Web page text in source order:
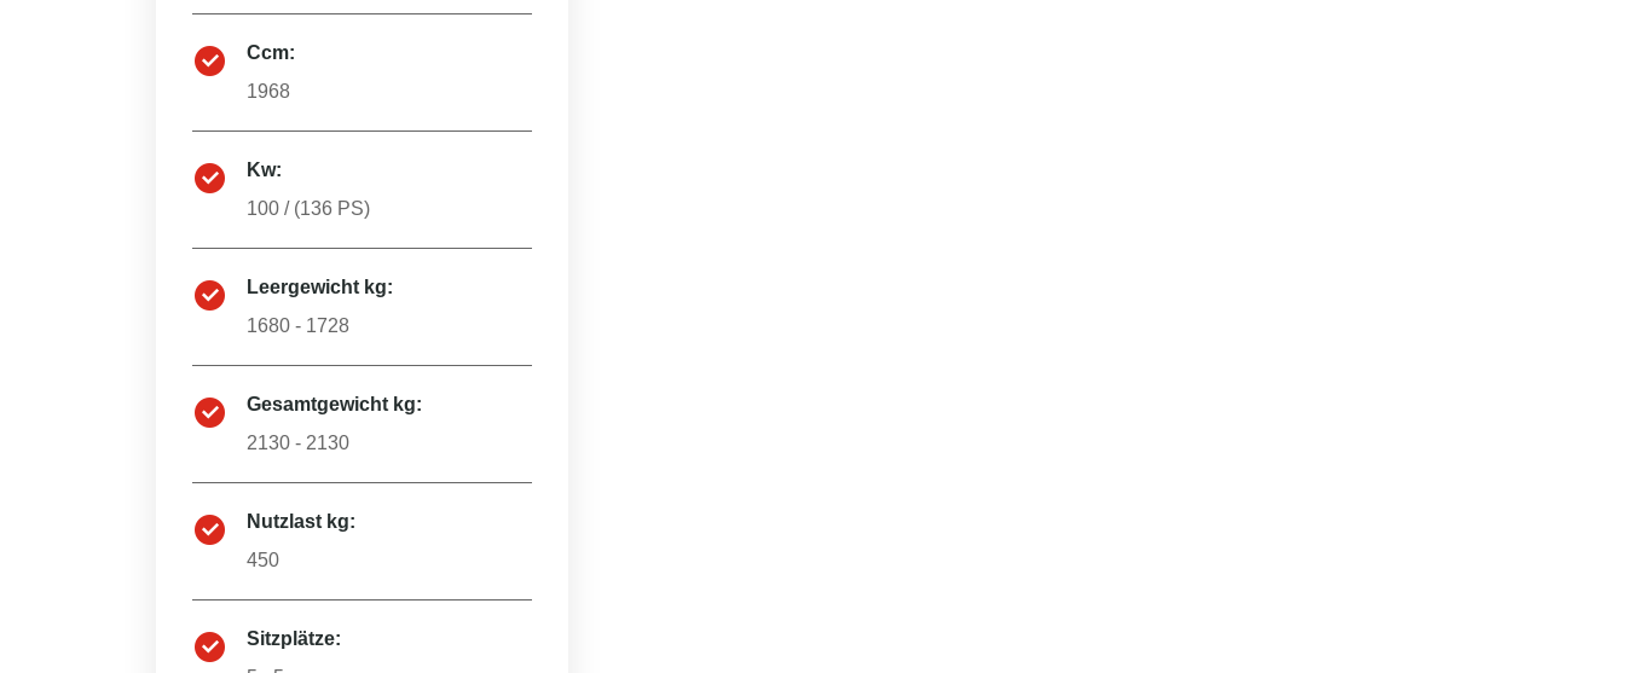
Ccm:
1968
Kw:
100 / (136 PS)
Leergewicht kg:
1680 - 1728
Gesamtgewicht kg:
2130 - 2130
Nutzlast kg:
450
Sitzplätze: